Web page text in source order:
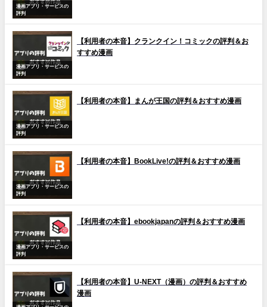
漫画アプリ・サービスの
評判
漫画アプリ・サービスの
評判
【利用者の本音】クランクイン！コミックの評判＆お
すすめ漫画
漫画アプリ・サービスの
評判
【利用者の本音】まんが王国の評判＆おすすめ漫画
漫画アプリ・サービスの
評判
【利用者の本音】BookLive!の評判＆おすすめ漫画
漫画アプリ・サービスの
評判
【利用者の本音】ebookjapanの評判＆おすすめ漫画
【利用者の本音】U-NEXT（漫画）の評判＆おすすめ
漫画